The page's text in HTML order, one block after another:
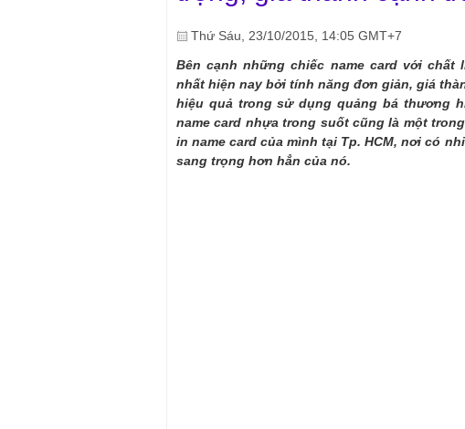
Thứ Sáu, 23/10/2015, 14:05 GMT+7
Bên cạnh những chiếc name card với
nhất hiện nay bởi tính năng đơn giản, giá
hiệu quả trong sử dụng quảng bá thương
name card nhựa trong suốt cũng là một
in name card của mình tại Tp. HCM, nơi có
sang trọng hơn hẳn của nó.